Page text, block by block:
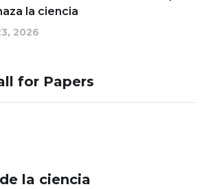
la ciencia
2026
for Papers
la ciencia